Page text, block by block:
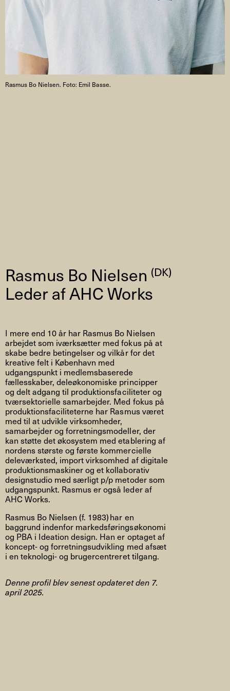
Rasmus Bo Nielsen (DK)
Leder af AHC Works
I mere end 10 år har Rasmus Bo Nielsen
arbejdet som iværksætter med fokus på at
skabe bedre betingelser og vilkår for det
kreative felt i København med
udgangspunkt i medlemsbaserede
fællesskaber, deleøkonomiske principper
og delt adgang til produktionsfaciliteter og
tværsektorielle samarbejder. Med fokus på
produktionsfaciliteterne har Rasmus været
med til at udvikle virksomheder,
samarbejder og forretningsmodeller, der
kan støtte det økosystem med etablering af
nordens største og første kommercielle
deleværksted, import virksomhed af digitale
produktionsmaskiner og et kollaborativ
designstudio med særligt p/p metoder som
udgangspunkt. Rasmus er også leder af
AHC Works.
Rasmus Bo Nielsen (f. 1983) har en
baggrund indenfor markedsføringsøkonomi
og PBA i Ideation design. Han er optaget af
koncept- og forretningsudvikling med afsæt
i en teknologi- og brugercentreret tilgang.
Denne profil blev senest opdateret den 7.
april 2025.
Rasmus Bo Nielsen. Foto: Emil Basse.